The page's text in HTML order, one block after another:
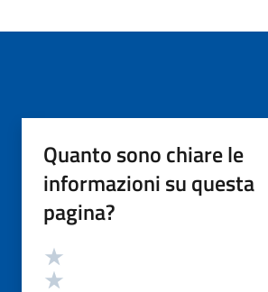
Quanto sono chiare le
informazioni su questa
pagina?
Valutazione